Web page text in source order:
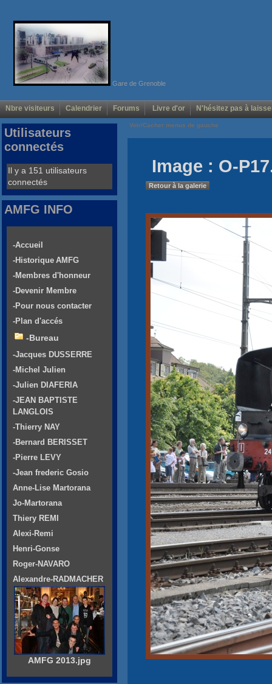
Gare de Grenoble
Nbre visiteurs Calendrier Forums Livre d'or N'hésitez pas à
Voir/Cacher menus de gauche
Image : O-
Retour à la galerie
Utilisateurs
connectés
Il y a 151 utilisateurs
connectés
AMFG INFO
-Accueil
-Historique AMFG
-Membres d'honneur
-Devenir Membre
-Pour nous contacter
-Plan d'accés
-Bureau
-Jacques DUSSERRE
-Michel Julien
-Julien DIAFERIA
-JEAN BAPTISTE
LANGLOIS
-Thierry NAY
-Bernard BERISSET
-Pierre LEVY
-Jean frederic Gosio
Anne-Lise Martorana
Jo-Martorana
Thiery REMI
Alexi-Remi
Henri-Gonse
Roger-NAVARO
Alexandre-RADMACHER
AMFG 2013.jpg